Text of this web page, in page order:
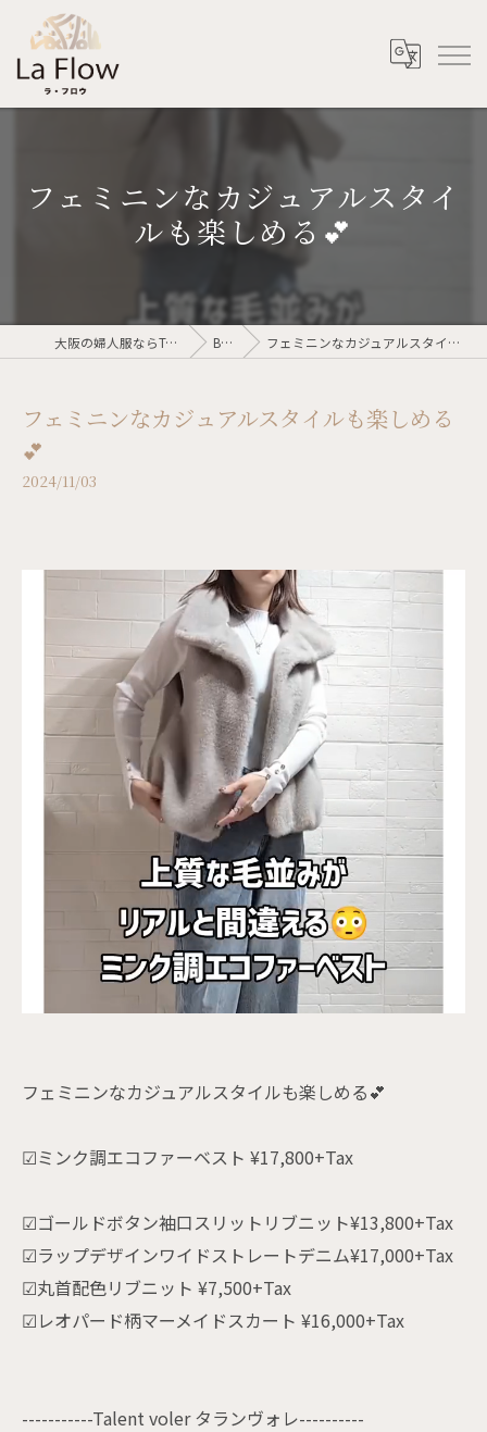
フェミニンなカジュアルスタイ
ルも楽しめる💕
大阪の婦人服ならTalent voler Blog フェミニンなカジュアルスタイルも楽しめる💕
フェミニンなカジュアルスタイルも楽しめる
💕
2024/11/03
フェミニンなカジュアルスタイルも楽しめる💕
☑ミンク調エコファーベスト ¥17,800+Tax
☑ゴールドボタン袖口スリットリブニット¥13,800+Tax
☑ラップデザインワイドストレートデニム¥17,000+Tax
☑丸首配色リブニット ¥7,500+Tax
☑レオパード柄マーメイドスカート ¥16,000+Tax
-----------Talent voler タランヴォレ----------